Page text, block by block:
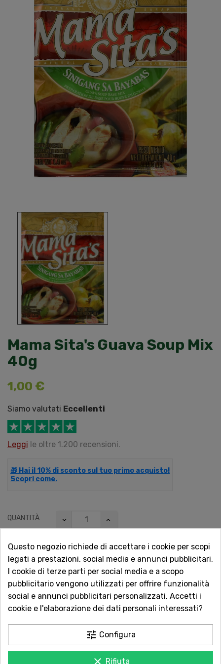
Mama Sita's Guava Soup Mix
40g
1,00 €
Siamo valutati Eccellenti
Leggi le oltre 1.200 recensioni.
🎁 Hai il 10% di sconto sul tuo primo acquisto!
Scopri come.
QUANTITÀ
AGGIUNGI AL CARRELLO
 Non disponibile
Vuoi essere avvisato quando torna disponibile?
Inserisci la tua email.
Questo negozio richiede di accettare i cookie per scopi
legati a prestazioni, social media e annunci pubblicitari.
I cookie di terze parti per social media e a scopo
pubblicitario vengono utilizzati per offrire funzionalità
social e annunci pubblicitari personalizzati. Accetti i
cookie e l'elaborazione dei dati personali interessati?
tune Configura
clear Rifiuta